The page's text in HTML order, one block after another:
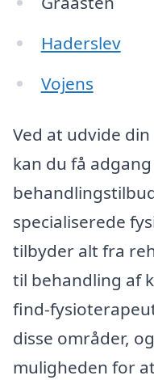
Haderslev
Vojens
Ved at udvide
kan du få
specialiserede
tilbyder alt fra
til behandling af
find-
disse områder,
muligheden for